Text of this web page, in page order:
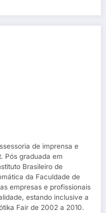
de imprensa e
Pós graduada em
Brasileiro de
da Faculdade de
empresas e profissionais
estando inclusive a
Fair de 2002 a 2010.